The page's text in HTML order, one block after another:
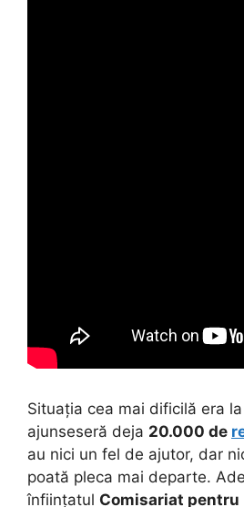
Situația cea mai dificilă era la
ajunseseră deja 20.000 de
au nici un fel de ajutor, dar
poată pleca mai departe.
înființatul Comisariat